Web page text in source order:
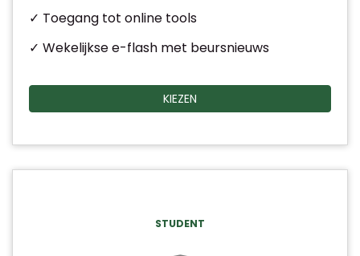
✓ Toegang tot online tools
✓ Wekelijkse e-flash met beursnieuws
KIEZEN
STUDENT